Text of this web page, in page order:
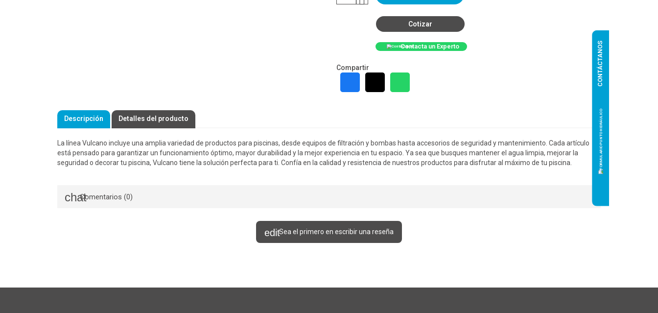
Cotizar
Contacta un Experto
Compartir
Descripción Detalles del producto
La línea Vulcano incluye una amplia variedad de productos para piscinas, desde equipos de filtración y bombas hasta accesorios de seguridad y mantenimiento. Cada artículo
está pensado para garantizar un funcionamiento óptimo, mayor durabilidad y la mejor experiencia en tu espacio. Ya sea que busques mantener el agua limpia, mejorar la
seguridad o decorar tu piscina, Vulcano tiene la solución perfecta para ti. Confía en la calidad y resistencia de nuestros productos para disfrutar al máximo de tu piscina.
Comentarios (0)
Sea el primero en escribir una reseña
CONTÁCTANOS